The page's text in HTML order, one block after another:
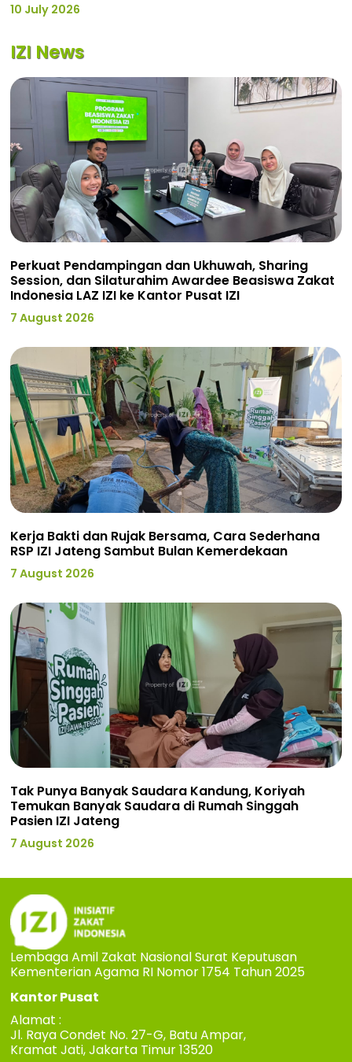
10 July 2026
IZI News
Perkuat Pendampingan dan Ukhuwah, Sharing
Session, dan Silaturahim Awardee Beasiswa Zakat
Indonesia LAZ IZI ke Kantor Pusat IZI
7 August 2026
Kerja Bakti dan Rujak Bersama, Cara Sederhana
RSP IZI Jateng Sambut Bulan Kemerdekaan
7 August 2026
Tak Punya Banyak Saudara Kandung, Koriyah
Temukan Banyak Saudara di Rumah Singgah
Pasien IZI Jateng
7 August 2026
Lembaga Amil Zakat Nasional Surat Keputusan
Kementerian Agama RI Nomor 1754 Tahun 2025
Kantor Pusat
Alamat :
Jl. Raya Condet No. 27-G, Batu Ampar,
Kramat Jati, Jakarta Timur 13520